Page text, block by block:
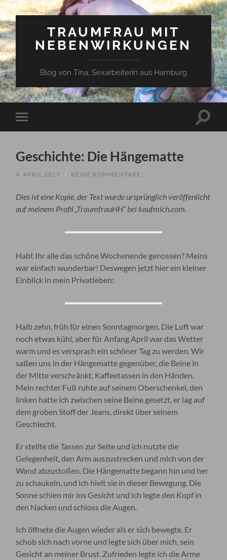
TRAUMFRAU MIT
NEBENWIRKUNGEN
Blog von Tina, Sexarbeiterin aus Hamburg
Mobile-
Menü
Geschichte: Die Hängematte
4. APRIL 2017 / KEINE KOMMENTARE
Dies ist eine Kopie, der Text wurde ursprünglich veröffenlicht
auf meinem Profil „TraumfrauHH“ bei kaufmich.com.
Habt Ihr alle das schöne Wochenende genossen? Meins
war einfach wunderbar! Deswegen jetzt hier ein kleiner
Einblick in mein Privatleben:
Halb zehn, früh für einen Sonntagmorgen. Die Luft war
noch etwas kühl, aber für Anfang April war das Wetter
warm und es versprach ein schöner Tag zu werden. Wir
saßen uns in der Hängematte gegenüber, die Beine in
der Mitte verschränkt, Kaffeetassen in den Händen.
Mein rechter Fuß ruhte auf seinem Oberschenkel, den
linken hatte ich zwischen seine Beine gesetzt, er lag auf
dem groben Stoff der Jeans, direkt über seinem
Geschlecht.
Er stellte die Tassen zur Seite und ich nutzte die
Gelegenheit, den Arm auszustrecken und mich von der
Wand abzustoßen. Die Hängematte begann hin und her
zu schaukeln, und ich hielt sie in dieser Bewegung. Die
Sonne schien mir ins Gesicht und ich legte den Kopf in
den Nacken und schloss die Augen.
Ich öffnete die Augen wieder als er sich bewegte. Er
schob sich nach vorne und legte sich über mich, sein
Gesicht an meiner Brust. Zufrieden legte ich die Arme